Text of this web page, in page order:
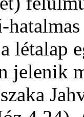
létalap
jelenik